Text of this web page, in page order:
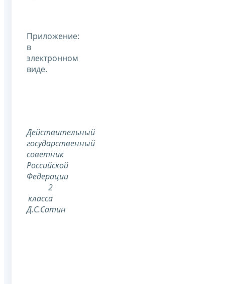
Приложение:
в
электронном
виде.
Действительный
государственный
советник
Российской
Федерации
2
класса
Д.С.Сатин